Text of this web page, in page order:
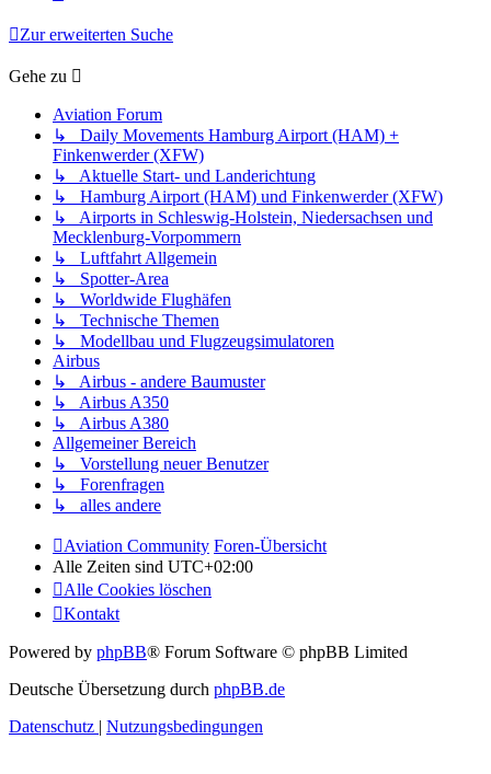
Zur erweiterten Suche
Gehe zu
Aviation Forum
↳ Daily Movements Hamburg Airport (HAM) +
Finkenwerder (XFW)
↳ Aktuelle Start- und Landerichtung
↳ Hamburg Airport (HAM) und Finkenwerder (XFW)
↳ Airports in Schleswig-Holstein, Niedersachsen und
Mecklenburg-Vorpommern
↳ Luftfahrt Allgemein
↳ Spotter-Area
↳ Worldwide Flughäfen
↳ Technische Themen
↳ Modellbau und Flugzeugsimulatoren
Airbus
↳ Airbus - andere Baumuster
↳ Airbus A350
↳ Airbus A380
Allgemeiner Bereich
↳ Vorstellung neuer Benutzer
↳ Forenfragen
↳ alles andere
Aviation Community Foren-Übersicht
Alle Zeiten sind UTC+02:00
Alle Cookies löschen
Kontakt
Powered by phpBB® Forum Software © phpBB Limited
Deutsche Übersetzung durch phpBB.de
Datenschutz
Nutzungsbedingungen